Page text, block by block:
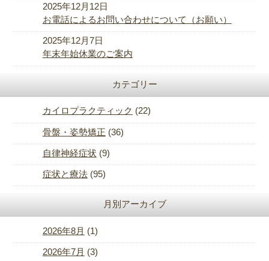
2025年12月12日
お電話によるお問い合わせについて（お願い）
2025年12月7日
年末年始休業のご案内
カテゴリー
カイロプラクティック (22)
骨盤・姿勢矯正 (36)
自律神経症状 (9)
症状と療法(95)
月別アーカイブ
2026年8月 (1)
2026年7月 (3)